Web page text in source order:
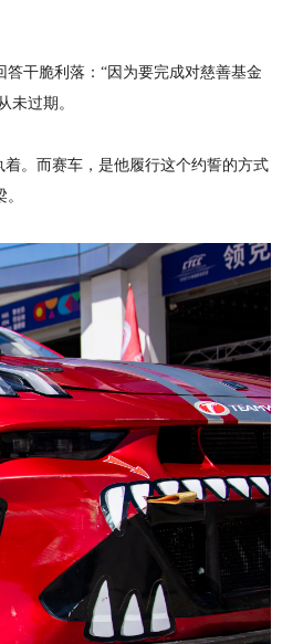
干脆利落：“因为要完成对慈善基金
未过期。
。而赛车，是他履行这个约誓的方式